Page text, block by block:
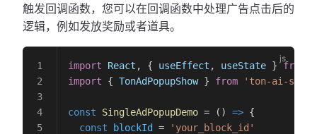
触发回调函数，您可以在回调函数中处理广告点击后的
逻辑，例如发放奖励或者道具。
import React , { useEffect , useState } from
import { TonAdPopupShow } from 'ton-ai-sdk'
const SingleAdPopupDemo = () => {
  const
blockId =
'your_block_id'